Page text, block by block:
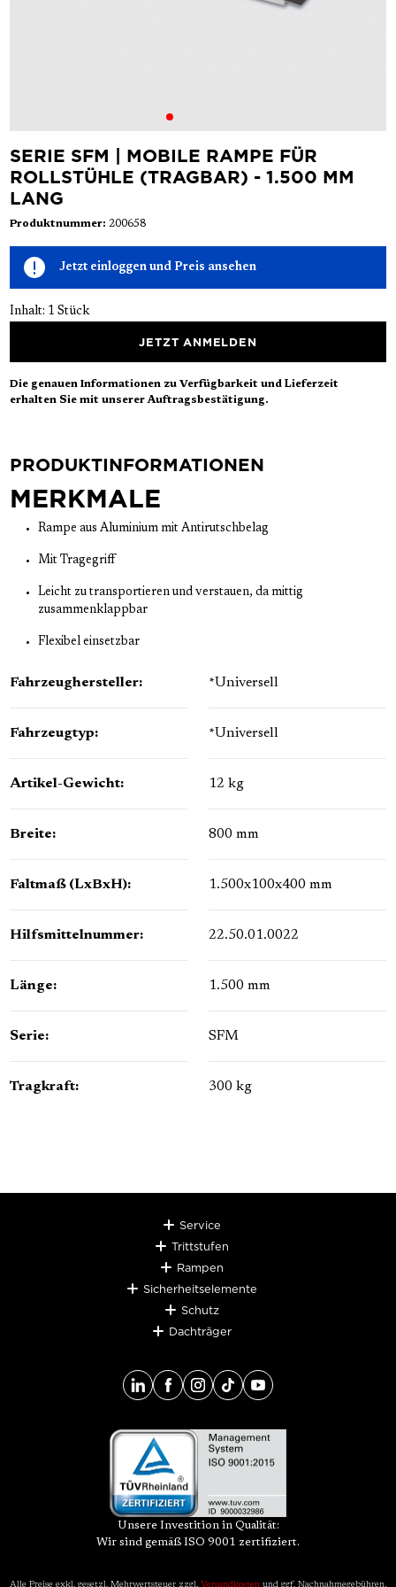
SERIE SFM | MOBILE RAMPE FÜR
ROLLSTÜHLE (TRAGBAR) - 1.500 MM
LANG
Produktnummer: 200658
Jetzt einloggen und Preis ansehen
Inhalt: 1 Stück
JETZT ANMELDEN
Die genauen Informationen zu Verfügbarkeit und Lieferzeit
erhalten Sie mit unserer Auftragsbestätigung.
PRODUKTINFORMATIONEN
MERKMALE
Rampe aus Aluminium mit Antirutschbelag
Mit Tragegriff
Leicht zu transportieren und verstauen, da mittig
zusammenklappbar
Flexibel einsetzbar
Fahrzeughersteller: *Universell
Fahrzeugtyp: *Universell
Artikel-Gewicht: 12 kg
Breite: 800 mm
Faltmaß (LxBxH): 1.500x100x400 mm
Hilfsmittelnummer: 22.50.01.0022
Länge: 1.500 mm
Serie: SFM
Tragkraft: 300 kg
Service
Trittstufen
Rampen
Sicherheitselemente
Schutz
Dachträger
Unsere Investition in Qualität:
Wir sind gemäß ISO 9001 zertifiziert.
Alle Preise exkl. gesetzl. Mehrwertsteuer zzgl. Versandkosten und ggf. Nachnahmegebühren,